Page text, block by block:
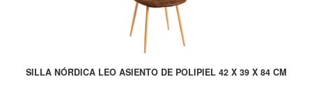
SILLA NÓRDICA LEO ASIENTO DE POLIPIEL 42 X 39 X 84 CM